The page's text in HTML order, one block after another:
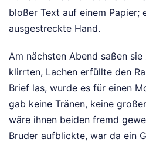
bloßer Text auf einem Papier;
ausgestreckte Hand.
Am nächsten Abend saßen
klirrten, Lachen erfüllte den
Brief las, wurde es für einen
gab keine Tränen, keine
wäre ihnen beiden fremd
Bruder aufblickte, war da ein